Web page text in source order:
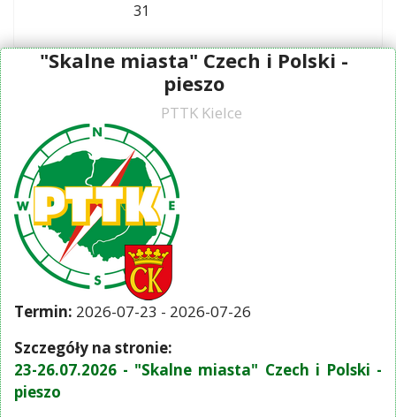
31
"Skalne miasta" Czech i Polski -
pieszo
PTTK Kielce
Termin: 2026-07-23 - 2026-07-26
Szczegóły na stronie:
23-26.07.2026 - "Skalne miasta" Czech i Polski -
pieszo